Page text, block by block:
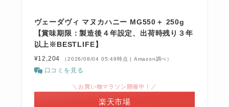
ヴェーダヴィ マヌカハニー MG550＋ 250g
【賞味期限：製造後４年設定、出荷時残り３年
以上※BESTLIFE】
¥12,204 （2026/08/04 05:49時点 | Amazon調べ）
口コミを見る
＼お買い物マラソン開催中！／
楽天市場